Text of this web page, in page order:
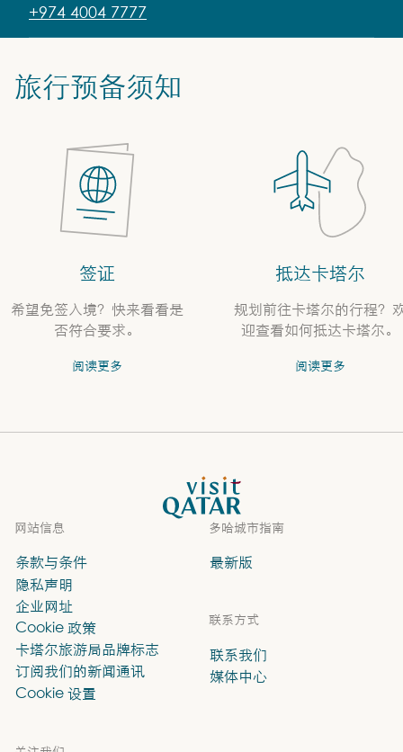
+974 4004 7777
旅行预备须知
签证
希望免签入境？快来看看是
否符合要求。
阅读更多
抵达卡塔尔
规划前往卡塔尔的行程？
迎查看如何抵达卡塔尔。
阅读更多
VisitQatar 首页
多哈城市指南
最新版
联系方式
联系我们
媒体中心
网站信息
条款与条件
隐私声明
企业网址
Cookie 政策
卡塔尔旅游局品牌标志
订阅我们的新闻通讯
Cookie 设置